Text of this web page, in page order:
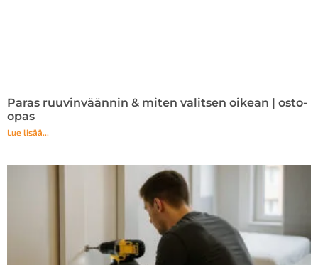
Paras ruuvinväännin & miten valitsen oikean | osto-
opas
Lue lisää...